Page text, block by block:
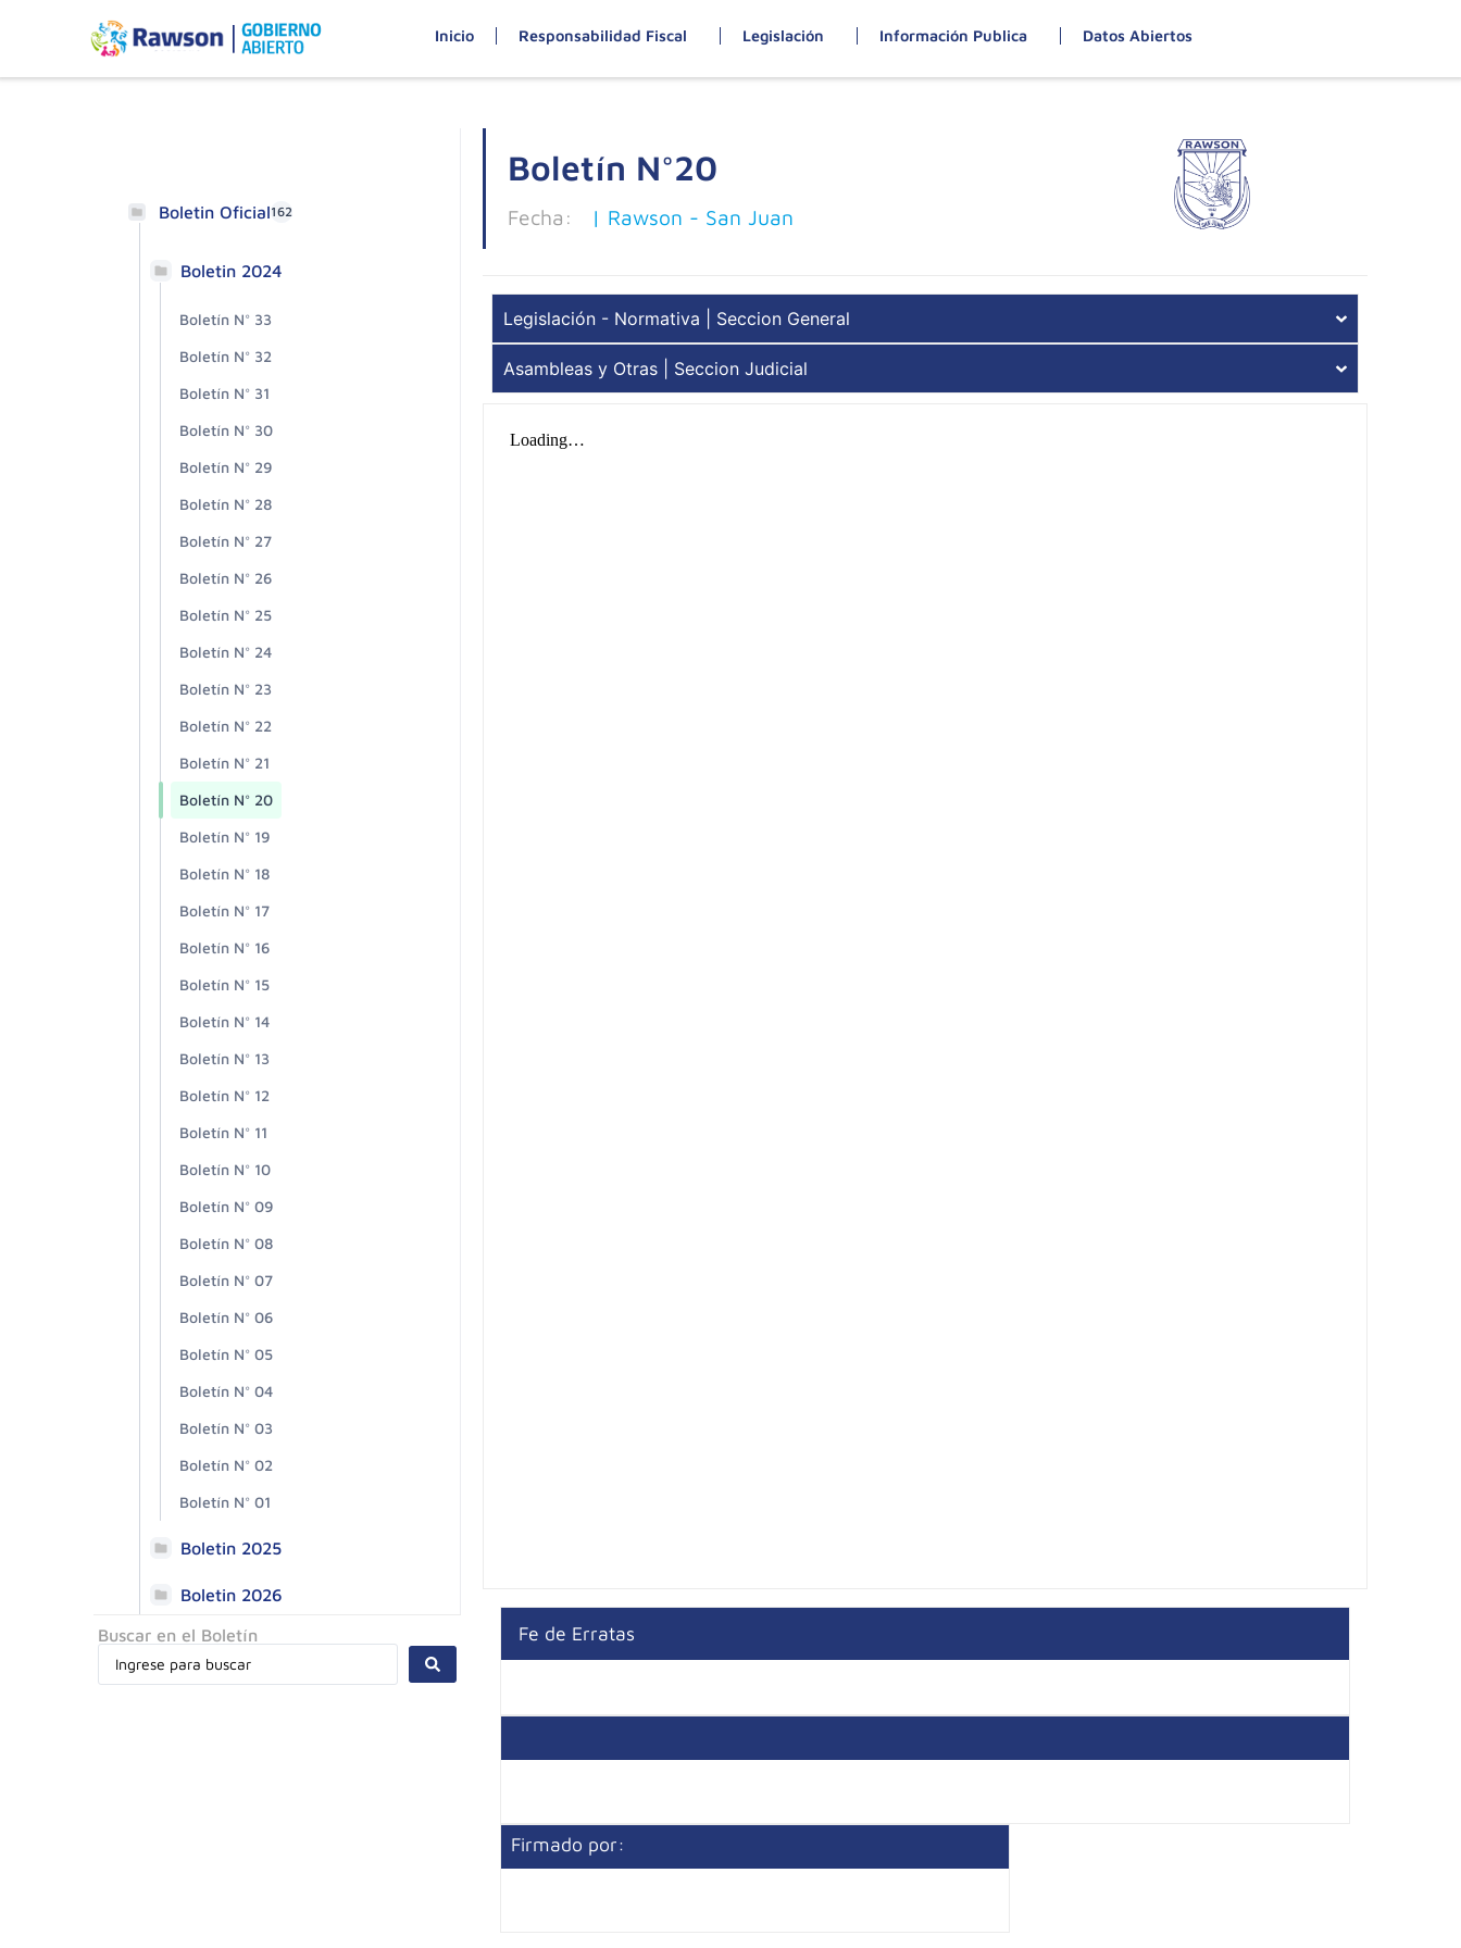
Inicio Responsabilidad Fiscal Legislación Información Publica Datos Abiertos
Boletin Oficial162
Boletin 2024
Boletín N° 33
Boletín N° 32
Boletín N° 31
Boletín N° 30
Boletín N° 29
Boletín N° 28
Boletín N° 27
Boletín N° 26
Boletín N° 25
Boletín N° 24
Boletín N° 23
Boletín N° 22
Boletín N° 21
Boletín N° 20
Boletín N° 19
Boletín N° 18
Boletín N° 17
Boletín N° 16
Boletín N° 15
Boletín N° 14
Boletín N° 13
Boletín N° 12
Boletín N° 11
Boletín N° 10
Boletín N° 09
Boletín N° 08
Boletín N° 07
Boletín N° 06
Boletín N° 05
Boletín N° 04
Boletín N° 03
Boletín N° 02
Boletín N° 01
Boletin 2025
Boletin 2026
Buscar en el Boletín
Boletín N°20
Fecha: | Rawson - San Juan
Legislación - Normativa | Seccion General
Asambleas y Otras | Seccion Judicial
Fe de Erratas
Firmado por: